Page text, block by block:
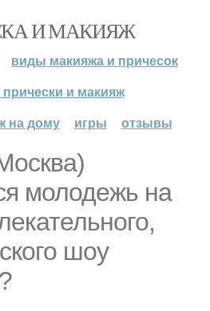
И МАКИЯЖ
виды макияжа и причесок
прически и макияж
на дому
игры отзывы
молодежь на
шоу